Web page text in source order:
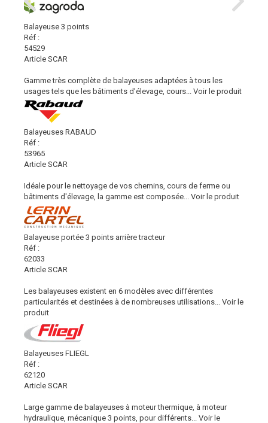
Balayeuse 3 points
Réf :
54529
Article SCAR
Gamme très complète de balayeuses adaptées à tous les
usages tels que les bâtiments d’élevage, cours...
Voir le produit
Balayeuses RABAUD
Réf :
53965
Article SCAR
Idéale pour le nettoyage de vos chemins, cours de ferme ou
bâtiments d'élevage, la gamme est composée...
Voir le produit
Balayeuse portée 3 points arrière tracteur
Réf :
62033
Article SCAR
Les balayeuses existent en 6 modèles avec différentes
particularités et destinées à de nombreuses utilisations...
Voir le
produit
Balayeuses FLIEGL
Réf :
62120
Article SCAR
Large gamme de balayeuses à moteur thermique, à moteur
hydraulique, mécanique 3 points, pour différents...
Voir le